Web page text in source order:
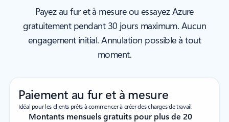
Payez au fur et à mesure ou essayez Azure
gratuitement pendant 30 jours maximum. Aucun
engagement initial. Annulation possible à tout
moment.
Paiement au fur et à mesure
Idéal pour les clients prêts à commencer à créer des charges de travail.
Montants mensuels gratuits pour plus de 20